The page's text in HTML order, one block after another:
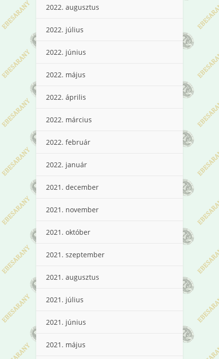
2022. augusztus
2022. július
2022. június
2022. május
2022. április
2022. március
2022. február
2022. január
2021. december
2021. november
2021. október
2021. szeptember
2021. augusztus
2021. július
2021. június
2021. május